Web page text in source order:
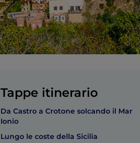
Tappe itinerario
Da Castro a Crotone solcando il Mar
Ionio
Lungo le coste della Sicilia